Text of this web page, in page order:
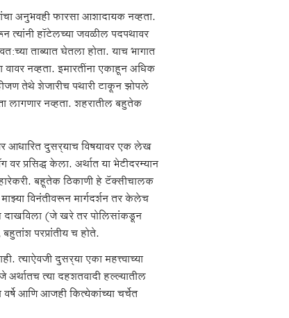
अनुभवही फारसा आशादायक नव्हता.
त्यांनी हॉटेलच्या जवळील पदपथावर
ताब्यात घेतला होता. याच भागात
नव्हता. इमारतींना एकाहून अधिक
तेथे शेजारीच पथारी टाकून झोपले
लागणार नव्हता. शहरातील बहुतेक
आधारित दुसर्‍याच विषयावर एक लेख
वर प्रसिद्ध केला. अर्थात या भेटीदरम्यान
बहूतेक ठिकाणी हे टॅक्सीचालक
विनंतीवरून मार्गदर्शन तर केलेच
(जे खरे तर पोलिसांकडून
परप्रांतीय च होते.
त्याऐवजी दुसर्‍या एका महत्त्वाच्या
अर्थातच त्या दहशतवादी हल्ल्यातील
आणि आजही कित्येकांच्या चर्चेत